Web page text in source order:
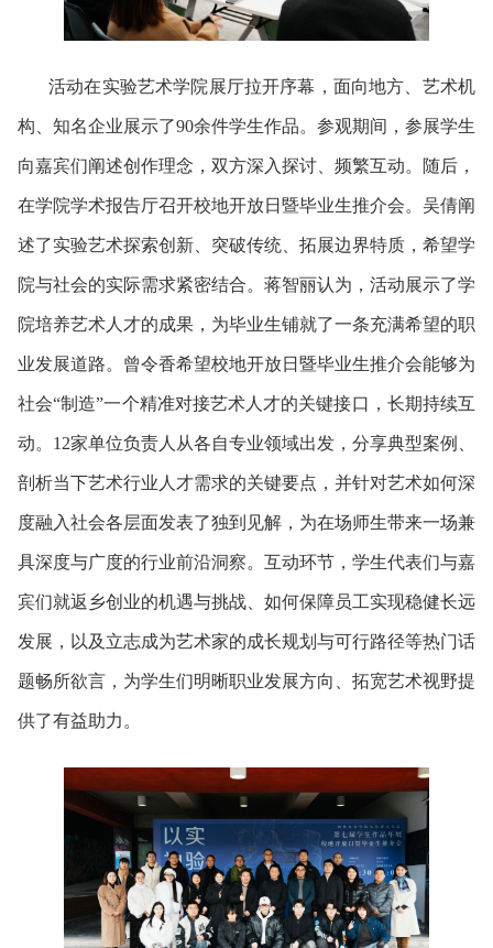
活动在实验艺术学院展厅拉开序幕，面向地方、艺术机
构、知名企业展示了90余件学生作品。参观期间，参展学生
向嘉宾们阐述创作理念，双方深入探讨、频繁互动。随后，
在学院学术报告厅召开校地开放日暨毕业生推介会。吴倩阐
述了实验艺术探索创新、突破传统、拓展边界特质，希望学
院与社会的实际需求紧密结合。蒋智丽认为，活动展示了学
院培养艺术人才的成果，为毕业生铺就了一条充满希望的职
业发展道路。曾令香希望校地开放日暨毕业生推介会能够为
社会“制造”一个精准对接艺术人才的关键接口，长期持续互
动。12家单位负责人从各自专业领域出发，分享典型案例、
剖析当下艺术行业人才需求的关键要点，并针对艺术如何深
度融入社会各层面发表了独到见解，为在场师生带来一场兼
具深度与广度的行业前沿洞察。互动环节，学生代表们与嘉
宾们就返乡创业的机遇与挑战、如何保障员工实现稳健长远
发展，以及立志成为艺术家的成长规划与可行路径等热门话
题畅所欲言，为学生们明晰职业发展方向、拓宽艺术视野提
供了有益助力。